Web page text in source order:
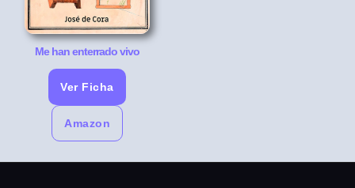
Me han enterrado vivo
Ver Ficha
Amazon